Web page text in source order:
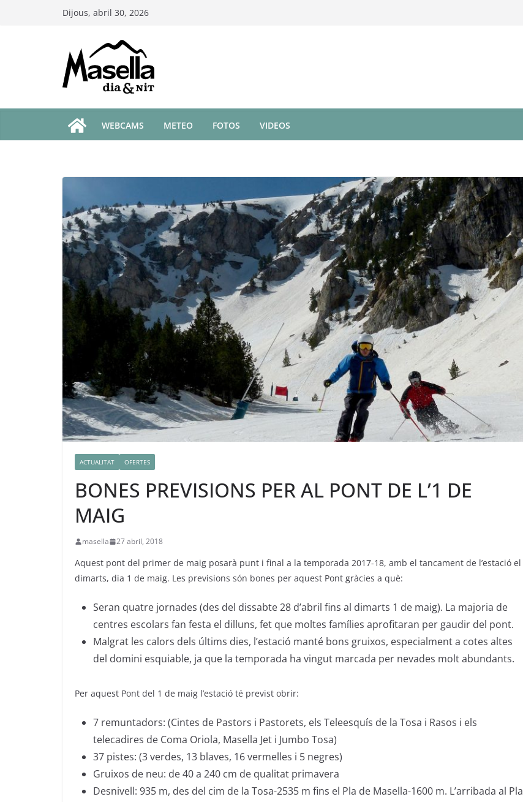
Dijous, abril 30, 2026
WEBCAMS METEO FOTOS VIDEOS
ACTUALITAT OFERTES
BONES PREVISIONS PER AL PONT DE L’1 DE
MAIG
masella 27 abril, 2018
Aquest pont del primer de maig posarà punt i final a la temporada 2017-18, amb el tancament de l’estació el
dimarts, dia 1 de maig. Les previsions són bones per aquest Pont gràcies a què:
Seran quatre jornades (des del dissabte 28 d’abril fins al dimarts 1 de maig). La majoria de
centres escolars fan festa el dilluns, fet que moltes famílies aprofitaran per gaudir del pont.
Malgrat les calors dels últims dies, l’estació manté bons gruixos, especialment a cotes altes
del domini esquiable, ja que la temporada ha vingut marcada per nevades molt abundants.
Per aquest Pont del 1 de maig l’estació té previst obrir:
7 remuntadors: (Cintes de Pastors i Pastorets, els Teleesquís de la Tosa i Rasos i els
telecadires de Coma Oriola, Masella Jet i Jumbo Tosa)
37 pistes: (3 verdes, 13 blaves, 16 vermelles i 5 negres)
Gruixos de neu: de 40 a 240 cm de qualitat primavera
Desnivell: 935 m, des del cim de la Tosa-2535 m fins el Pla de Masella-1600 m. L’arribada al Pla